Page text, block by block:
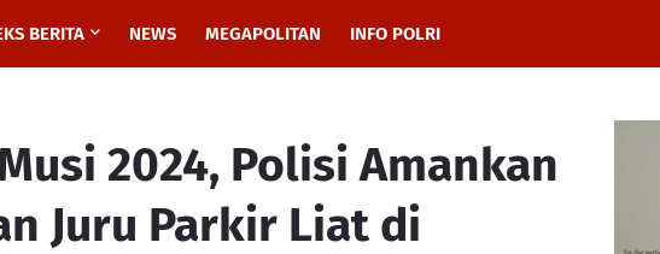
BERITA NEWS MEGAPOLITAN INFO POLRI
2024, Polisi Amankan
Juru Parkir Liat di